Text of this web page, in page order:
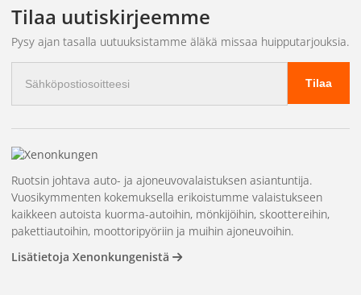
3 vuoden toiminnallinen takuu lisää mielenrauhaa.
Älykäs kiinnitysteline
vakionopeudensäätimelle ja tutkalle.
Korkealaatuiset materiaalit – pitkäikäinen kestävyys ja
luotettava suorituskyky.
Yksinkertainen ja vaivaton asennus – ei monimutkaista
prosessia.
BriodLights-kaapelisarja
Tilaa uutiskirjeemme
Pysy ajan tasalla uutuuksistamme äläkä missaa huipputarjouksia.
Tilaa
Ruotsin johtava auto- ja ajoneuvovalaistuksen asiantuntija.
Vuosikymmenten kokemuksella erikoistumme valaistukseen
kaikkeen autoista kuorma-autoihin, mönkijöihin, skoottereihin,
pakettiautoihin, moottoripyöriin ja muihin ajoneuvoihin.
Lisätietoja Xenonkungenistä